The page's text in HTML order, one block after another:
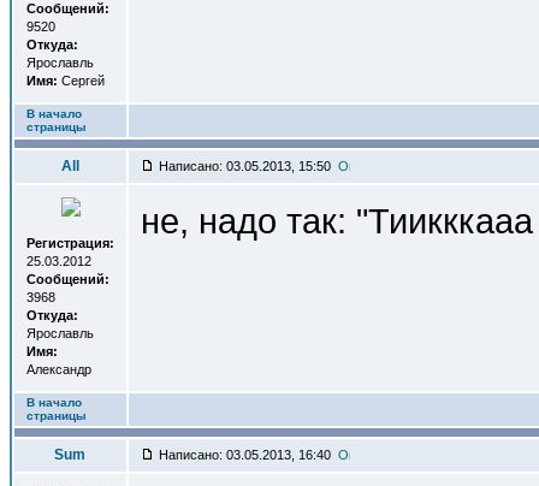
Сообщений:
9520
Откуда:
Ярославль
Имя: Сергей
В начало
страницы
All Написано: 03.05.2013, 15:50
Регистрация:
25.03.2012
Сообщений:
3968
Откуда:
Ярославль
Имя:
Александр
не, надо так:
В начало
страницы
Sum Написано: 03.05.2013, 16:40